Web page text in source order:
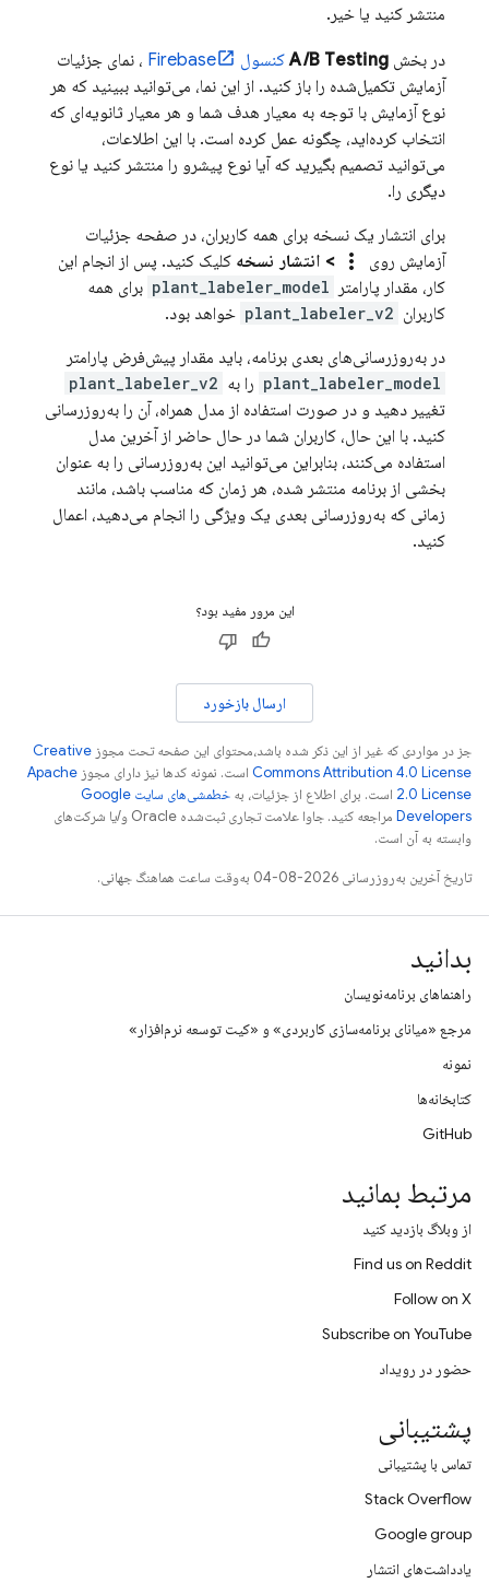
منتشر کنید یا خیر.
در بخش A/B Testing کنسول Firebase ، نمای جزئیات
آزمایش تکمیل‌شده را باز کنید. از این نما، می‌توانید ببینید که هر
نوع آزمایش با توجه به معیار هدف شما و هر معیار ثانویه‌ای که
انتخاب کرده‌اید، چگونه عمل کرده است. با این اطلاعات،
می‌توانید تصمیم بگیرید که آیا نوع پیشرو را منتشر کنید یا نوع
دیگری را.
برای انتشار یک نسخه برای همه کاربران، در صفحه جزئیات
آزمایش روی
more_vert > انتشار نسخه کلیک کنید. پس از انجام این
کار، مقدار پارامتر
plant_labeler_model برای همه
کاربران plant_labeler_v2 خواهد بود.
در به‌روزرسانی‌های بعدی برنامه، باید مقدار پیش‌فرض پارامتر
plant_labeler_model را به plant_labeler_v2
تغییر دهید و در صورت استفاده از مدل همراه، آن را به‌روزرسانی
کنید. با این حال، کاربران شما در حال حاضر از آخرین مدل
استفاده می‌کنند، بنابراین می‌توانید این به‌روزرسانی را به عنوان
بخشی از برنامه منتشر شده، هر زمان که مناسب باشد، مانند
زمانی که به‌روزرسانی بعدی یک ویژگی را انجام می‌دهید، اعمال
کنید.
این مرور مفید بود؟
ارسال بازخورد
جز در مواردی که غیر از این ذکر شده باشد،‌محتوای این صفحه تحت مجوز Creative
Commons Attribution 4.0 License است. نمونه کدها نیز دارای مجوز Apache
2.0 License است. برای اطلاع از جزئیات، به
خطمشی‌های سایت Google
Developers‏
مراجعه کنید. جاوا علامت تجاری ثبت‌شده Oracle و/یا شرکت‌های
وابسته به آن است.
تاریخ آخرین به‌روزرسانی 2026-08-04 به‌وقت ساعت هماهنگ جهانی.
بدانید
راهنماهای برنامه‌نویسان
مرجع «میانای برنامه‌سازی کاربردی» و «کیت توسعه نرم‌افزار»
نمونه
کتابخانه‌ها
GitHub
مرتبط بمانید
از وبلاگ بازدید کنید
Find us on Reddit
Follow on X
Subscribe on YouTube
حضور در رویداد
پشتیبانی
تماس با پشتیبانی
Stack Overflow
Google group
یادداشت‌های انتشار